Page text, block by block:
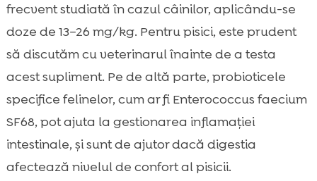
frecvent studiată în cazul câinilor, aplicându-se
doze de 13–26 mg/kg. Pentru pisici, este prudent
să discutăm cu veterinarul înainte de a testa
acest supliment. Pe de altă parte, probioticele
specifice felinelor, cum ar fi Enterococcus faecium
SF68, pot ajuta la gestionarea inflamației
intestinale, și sunt de ajutor dacă digestia
afectează nivelul de confort al pisicii.